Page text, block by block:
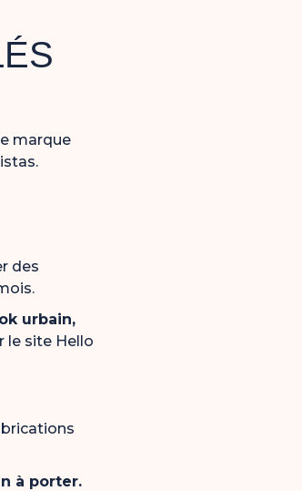
marque
des
urbain,
le site Hello
à porter.